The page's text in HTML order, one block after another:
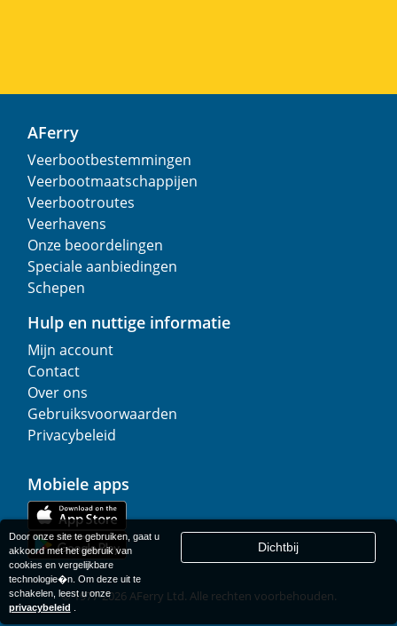
AFerry
Veerbootbestemmingen
Veerbootmaatschappijen
Veerbootroutes
Veerhavens
Onze beoordelingen
Speciale aanbiedingen
Schepen
Hulp en nuttige informatie
Mijn account
Contact
Over ons
Gebruiksvoorwaarden
Privacybeleid
Mobiele apps
© 1977-2026AFerry Ltd. Alle rechten voorbehouden.
Door onze site te gebruiken, gaat u
akkoord met het gebruik van
cookies en vergelijkbare
technologie�n. Om deze uit te
schakelen, leest u onze
privacybeleid
Dichtbij